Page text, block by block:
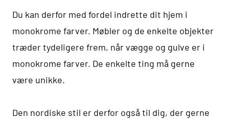
Du kan derfor med fordel indrette dit hjem i
monokrome farver. Møbler og de enkelte objekter
træder tydeligere frem, når vægge og gulve er i
monokrome farver. De enkelte ting må gerne
være unikke.
Den nordiske stil er derfor også til dig, der gerne